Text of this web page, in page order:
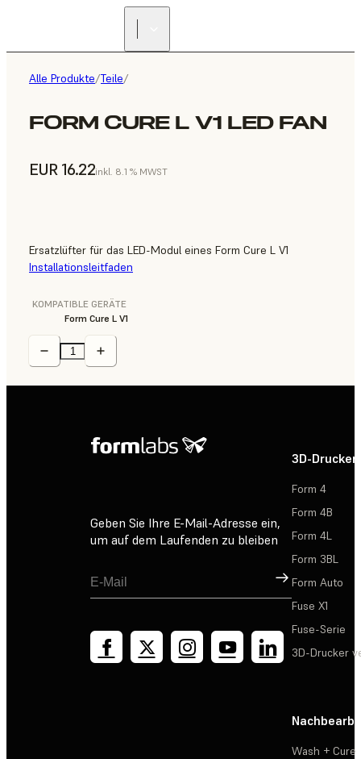
Alle Produkte/Teile/
FORM CURE L V1 LED FAN
EUR 16.22inkl. 8.1 % MWST
Ersatzlüfter für das LED-Modul eines Form Cure L V1
Installationsleitfaden
KOMPATIBLE GERÄTE
Form Cure L V1
Geben Sie Ihre E-Mail-Adresse ein,
um auf dem Laufenden zu bleiben
Registrieren
3D-Drucker
Form 4
Form 4B
Form 4L
Form 3BL
Form Auto
Fuse X1
Fuse-Serie
3D-Drucker
Wash + Cure